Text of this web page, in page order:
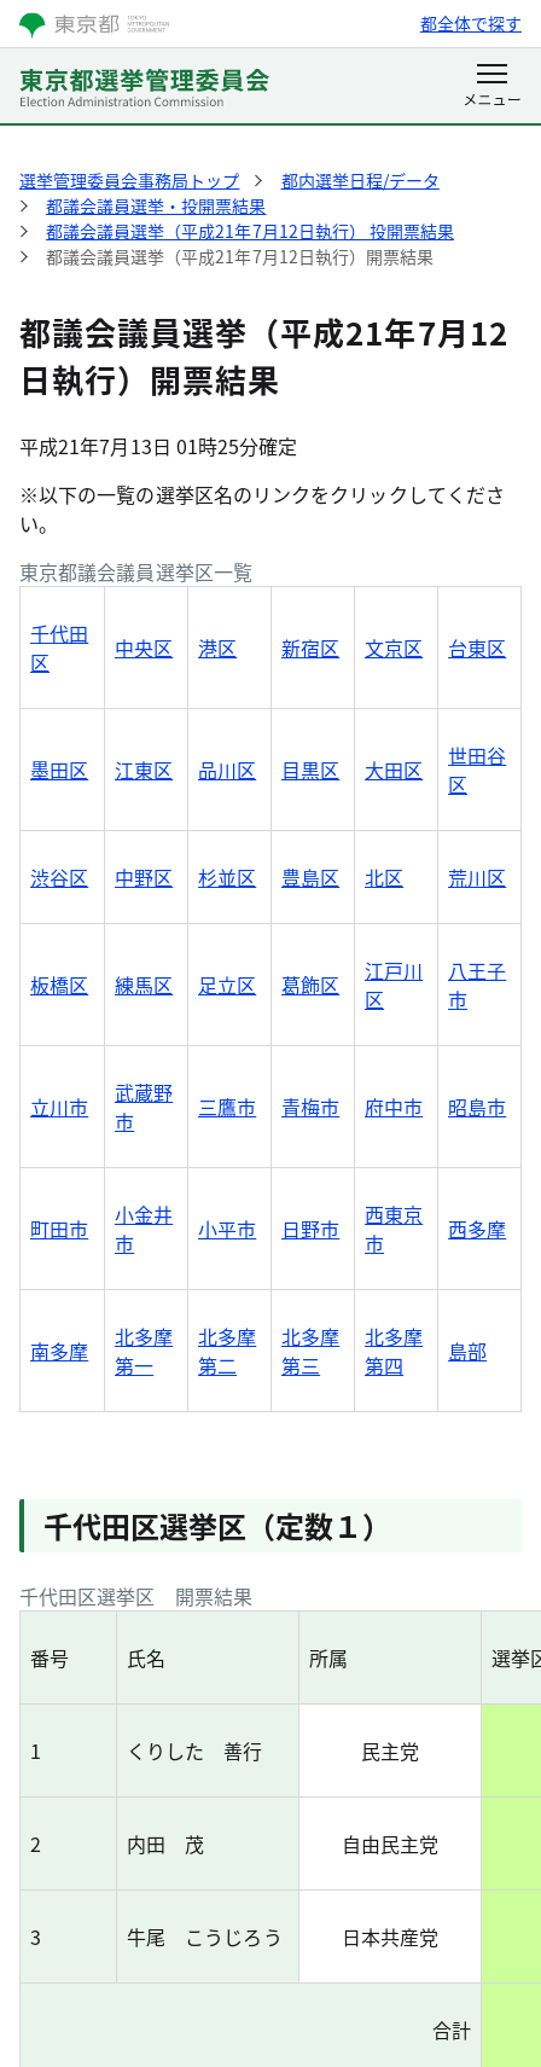
都全体で探す
選挙管理委員会事務局トップ
都内選挙日程/データ
都議会議員選挙・投開票結果
都議会議員選挙（平成21年7月12日執行） 投開票結果
都議会議員選挙（平成21年7月12日執行）開票結果
都議会議員選挙（平成21年7月12
日執行）開票結果
平成21年7月13日 01時25分確定
※以下の一覧の選挙区名のリンクをクリックしてくださ
い。
東京都議会議員選挙区一覧
千代田
区
中央区 港区 新宿区 文京区 台東区
墨田区 江東区 品川区 目黒区 大田区
世田谷
区
渋谷区 中野区 杉並区 豊島区 北区 荒川区
板橋区 練馬区 足立区 葛飾区
江戸川
区
八王子
市
立川市
武蔵野
市
三鷹市 青梅市 府中市 昭島市
町田市
小金井
市
小平市 日野市
西東京
市
西多摩
南多摩
北多摩
第一
北多摩
第二
北多摩
第三
北多摩
第四
島部
千代田区選挙区（定数１）
千代田区選挙区 開票結果
番号 氏名 所属 選挙
1 くりした 善行 民主党
2 内田 茂 自由民主党
3 牛尾 こうじろう 日本共産党
合計